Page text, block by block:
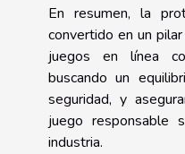
En resumen, la
convertido en un
juegos en línea
buscando un
seguridad, y
juego responsable
industria.